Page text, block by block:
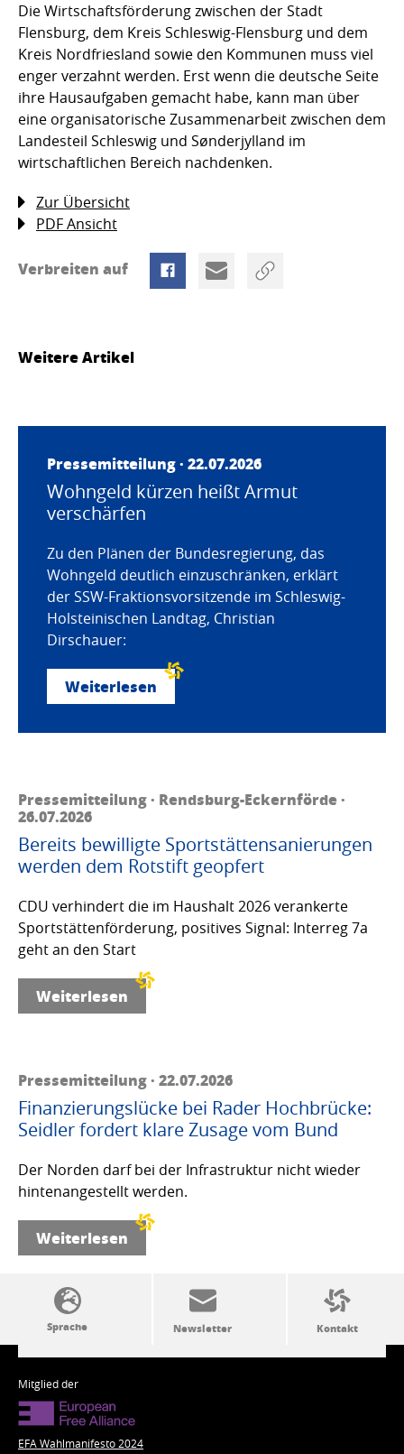
Die Wirtschaftsförderung zwischen der Stadt
Flensburg, dem Kreis Schleswig-Flensburg und dem
Kreis Nordfriesland sowie den Kommunen muss viel
enger verzahnt werden. Erst wenn die deutsche Seite
ihre Hausaufgaben gemacht habe, kann man über
eine organisatorische Zusammenarbeit zwischen dem
Landesteil Schleswig und Sønderjylland im
wirtschaftlichen Bereich nachdenken.
Zur Übersicht
PDF Ansicht
Verbreiten auf
Weitere Artikel
Pressemitteilung · 22.07.2026
Wohngeld kürzen heißt Armut
verschärfen
Zu den Plänen der Bundesregierung, das
Wohngeld deutlich einzuschränken, erklärt
der SSW-Fraktionsvorsitzende im Schleswig-
Holsteinischen Landtag, Christian
Dirschauer:
Weiterlesen
Pressemitteilung · Rendsburg-Eckernförde ·
26.07.2026
Bereits bewilligte Sportstättensanierungen
werden dem Rotstift geopfert
CDU verhindert die im Haushalt 2026 verankerte
Sportstättenförderung, positives Signal: Interreg 7a
geht an den Start
Weiterlesen
Pressemitteilung · 22.07.2026
Finanzierungslücke bei Rader Hochbrücke:
Seidler fordert klare Zusage vom Bund
Der Norden darf bei der Infrastruktur nicht wieder
hintenangestellt werden.
Weiterlesen
SSW-Politik von A bis Z
Mitglied der
EFA Wahlmanifesto 2024